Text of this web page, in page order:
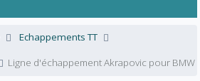
Echappements TT
Ligne d'échappement Akrapovic pour BMW